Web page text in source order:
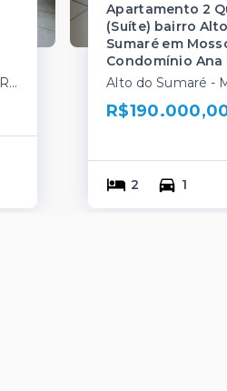
Alto do Sumaré - Mossoró/RN
Apartamento 2
(Suíte) bairro
Sumaré em
Condomínio Ana
2 1